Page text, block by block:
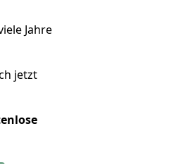
Jahre
jetzt